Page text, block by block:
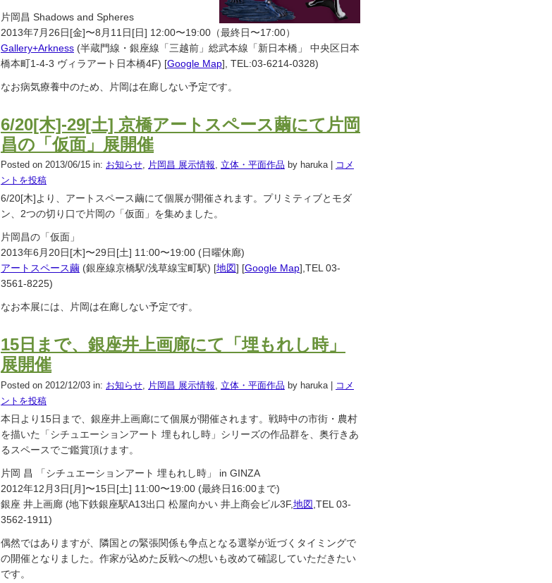
片岡昌 Shadows and Spheres
2013年7月26日[金]〜8月11日[日] 12:00〜19:00（最終日〜17:00）
Gallery+Arkness (半蔵門線・銀座線「三越前」総武本線「新日本橋」 中央区日本
橋本町1-4-3 ヴィラアート日本橋4F) [Google Map], TEL:03-6214-0328)
なお病気療養中のため、片岡は在廊しない予定です。
6/20[木]-29[土] 京橋アートスペース繭にて片岡
昌の「仮面」展開催
Posted on 2013/06/15 in: お知らせ, 片岡昌 展示情報, 立体・平面作品 by haruka
コメ
ントを投稿
6/20[木]より、アートスペース繭にて個展が開催されます。プリミティブとモダ
ン、2つの切り口で片岡の「仮面」を集めました。
片岡昌の「仮面」
2013年6月20日[木]〜29日[土] 11:00〜19:00 (日曜休廊)
アートスペース繭 (銀座線京橋駅/浅草線宝町駅) [地図] [Google Map],TEL 03-
3561-8225)
なお本展には、片岡は在廊しない予定です。
15日まで、銀座井上画廊にて「埋もれし時」
展開催
Posted on 2012/12/03 in: お知らせ, 片岡昌 展示情報, 立体・平面作品 by haruka
コメ
ントを投稿
本日より15日まで、銀座井上画廊にて個展が開催されます。戦時中の市街・農村
を描いた「シチュエーションアート 埋もれし時」シリーズの作品群を、奥行きあ
るスペースでご鑑賞頂けます。
片岡 昌 「シチュエーションアート 埋もれし時」 in GINZA
2012年12月3日[月]〜15日[土] 11:00〜19:00 (最終日16:00まで)
銀座 井上画廊 (地下鉄銀座駅A13出口 松屋向かい 井上商会ビル3F,地図 ,TEL 03-
3562-1911)
偶然ではありますが、隣国との緊張関係も争点となる選挙が近づくタイミングで
の開催となりました。作家が込めた反戦への想いも改めて確認していただきたい
です。